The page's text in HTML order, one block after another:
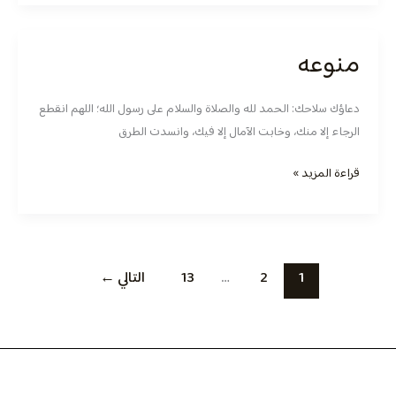
منوعه
دعاؤك سلاحك: الحمد لله والصلاة والسلام على رسول الله؛ ‏اللهم انقطع
الرجاء إلا منك، وخابت الآمال إلا فيك، وانسدت الطرق
منوعه
قراءة المزيد »
1
2
…
13 التالي ←